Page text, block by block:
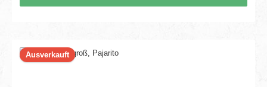
Ausverkauft